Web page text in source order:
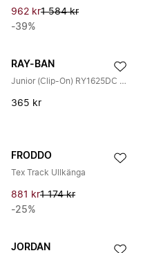
962 kr1 584 kr
-39%
RAY-BAN
Junior (Clip-On) RY1625DC 390987
365 kr
FRODDO
Tex Track Ullkänga
881 kr1 174 kr
-25%
JORDAN